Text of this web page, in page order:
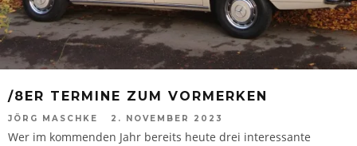
/8ER TERMINE ZUM VORMERKEN
JÖRG MASCHKE 2. NOVEMBER 2023
Wer im kommenden Jahr bereits heute drei interessante